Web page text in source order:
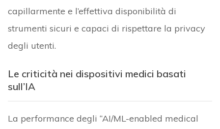
capillarmente e l’effettiva disponibilità di
strumenti sicuri e capaci di rispettare la privacy
degli utenti.
Le criticità nei dispositivi medici basati
sull’IA
La performance degli “AI/ML-enabled medical